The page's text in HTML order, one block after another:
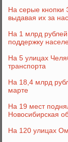
На серые
выдавая их за
На 1 млрд
поддержку
На 5 улицах
транспорта
На 18,4 млрд
марте
На 19 мест
Новосибирская
На 120 улицах